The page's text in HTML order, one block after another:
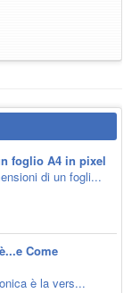
foglio A4 in pixel
di un fogli...
Come
è la vers...